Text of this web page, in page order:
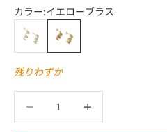
カラー:イエローブラス
シルバー イエローブラス
残りわずか